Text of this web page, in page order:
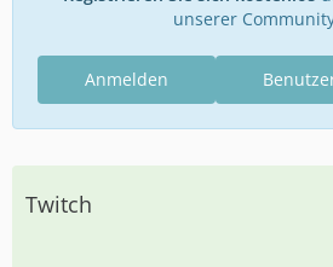
unserer
Anmelden
Twitch